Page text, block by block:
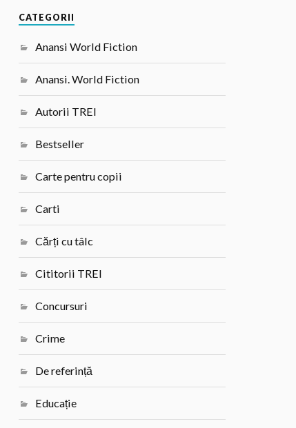
CATEGORII
Anansi World Fiction
Anansi. World Fiction
Autorii TREI
Bestseller
Carte pentru copii
Carti
Cărți cu tâlc
Cititorii TREI
Concursuri
Crime
De referință
Educație